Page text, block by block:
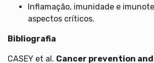
Inflamação, imunidade e
aspectos críticos.
Bibliografia
CASEY et al. Cancer prevention